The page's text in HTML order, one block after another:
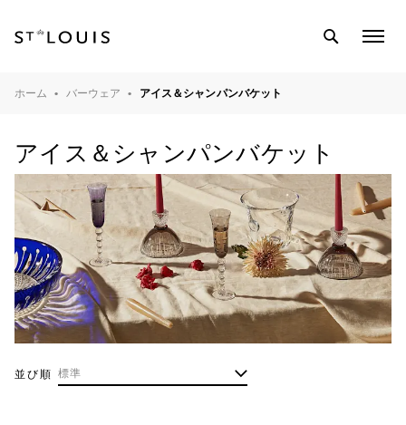
テーブルウェア
インテリアオブジェ
ライティング
クリスタル工房
マガジン
SEARCH
ホーム バーウェア アイス＆シャンパンバケット
アイス＆シャンパンバケット
並び順